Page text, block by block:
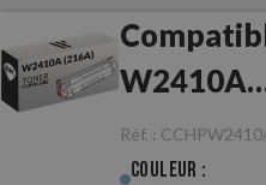
W2410A
(216A)
Réf. :
Couleur :